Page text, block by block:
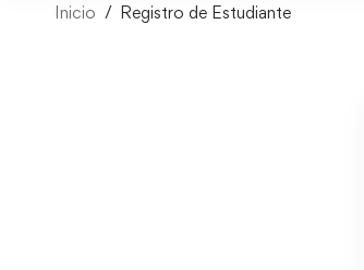
Inicio Registro de Estudiante